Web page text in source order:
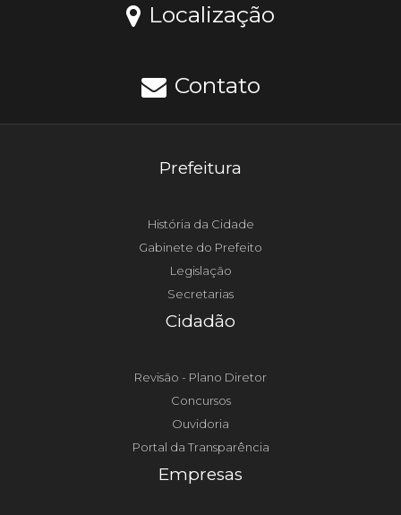
Localização
Contato
Prefeitura
História da Cidade
Gabinete do Prefeito
Legislação
Secretarias
Cidadão
Revisão - Plano Diretor
Concursos
Ouvidoria
Portal da Transparência
Empresas